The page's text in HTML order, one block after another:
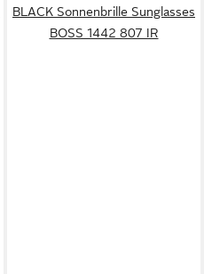
BLACK Sonnenbrille Sunglasses
BOSS 1442 807 IR